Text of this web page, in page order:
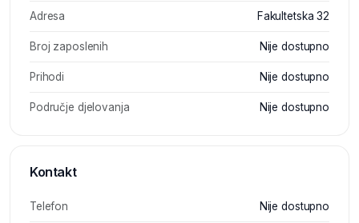
Adresa Fakultetska 32
Broj zaposlenih Nije dostupno
Prihodi Nije dostupno
Područje djelovanja Nije dostupno
Kontakt
Telefon Nije dostupno